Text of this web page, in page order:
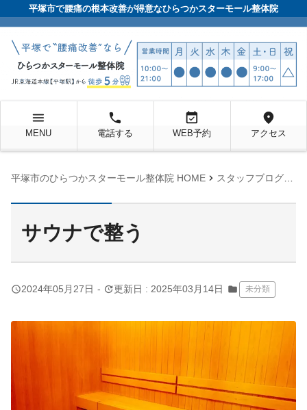
平塚市で腰痛の根本改善が得意なひらつかスターモール整体院
menu
MENU
local_phone
電話する
event_available
WEB予約
location_on
アクセス
平塚市のひらつかスターモール整体院 HOME chevron_right スタッフブログ
サウナで整う
query_builder2024年05月27日 - update更新日 : 2025年03月14日 folder 未分類